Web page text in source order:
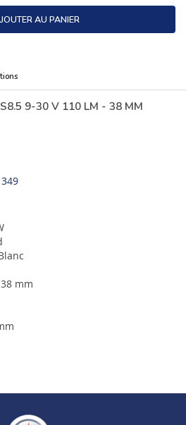
AU PANIER
9-30 V 110 LM - 38 MM
349
mm